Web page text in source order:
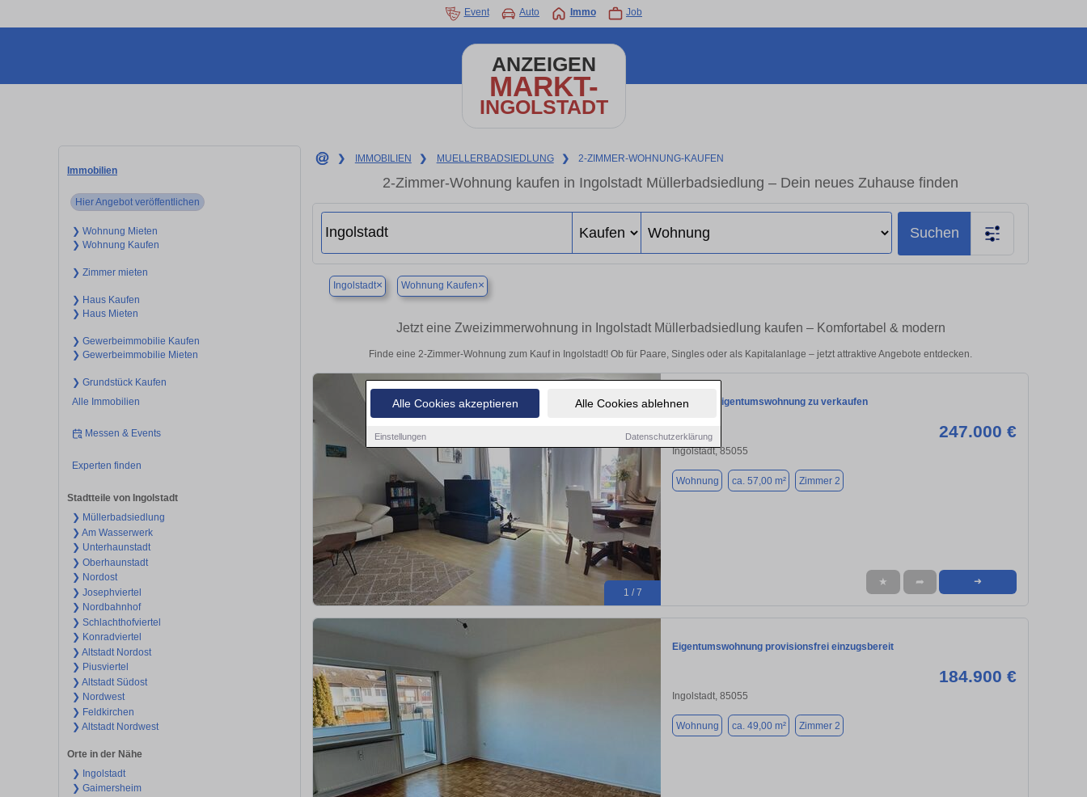
Alle Cookies akzeptieren Alle Cookies ablehnen
Einstellungen Datenschutzerklärung
Event Auto Immo Job
ANZEIGEN
MARKT-
INGOLSTADT
Immobilien
Hier Angebot veröffentlichen
❯ Wohnung Mieten
❯ Wohnung Kaufen
❯ Zimmer mieten
❯ Haus Kaufen
❯ Haus Mieten
❯ Gewerbeimmobilie Kaufen
❯ Gewerbeimmobilie Mieten
❯ Grundstück Kaufen
Alle Immobilien
Messen & Events
Experten finden
Stadtteile von Ingolstadt
❯ Müllerbadsiedlung
❯ Am Wasserwerk
❯ Unterhaunstadt
❯ Oberhaunstadt
❯ Nordost
❯ Josephviertel
❯ Nordbahnhof
❯ Schlachthofviertel
❯ Konradviertel
❯ Altstadt Nordost
❯ Piusviertel
❯ Altstadt Südost
❯ Nordwest
❯ Feldkirchen
❯ Altstadt Nordwest
Orte in der Nähe
❯ Ingolstadt
❯ Gaimersheim
❯ IMMOBILIEN ❯ MUELLERBADSIEDLUNG ❯ 2-ZIMMER-WOHNUNG-KAUFEN
2-Zimmer-Wohnung kaufen in Ingolstadt Müllerbadsiedlung – Dein neues Zuhause finden
Suchen
Ingolstadt× Wohnung Kaufen×
Jetzt eine Zweizimmerwohnung in Ingolstadt Müllerbadsiedlung kaufen – Komfortabel & modern
Finde eine 2-Zimmer-Wohnung zum Kauf in Ingolstadt! Ob für Paare, Singles oder als Kapitalanlage – jetzt attraktive Angebote entdecken.
1 / 7
Moderne Eigentumswohnung zu verkaufen
247.000 €
Ingolstadt, 85055
Wohnung ca. 57,00 m² Zimmer 2
★ ➦ ➜
Eigentumswohnung provisionsfrei einzugsbereit
184.900 €
Ingolstadt, 85055
Wohnung ca. 49,00 m² Zimmer 2